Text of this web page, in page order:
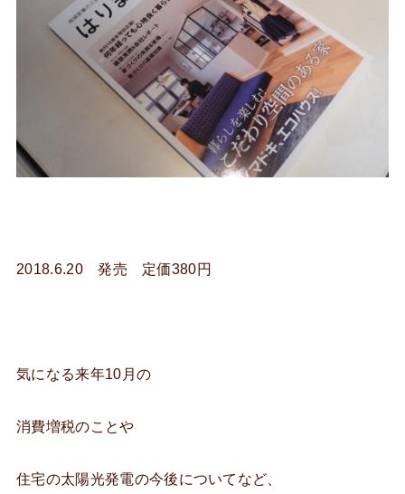
2018.6.20 発売 定価380円
気になる来年10月の
消費増税のことや
住宅の太陽光発電の今後についてなど、